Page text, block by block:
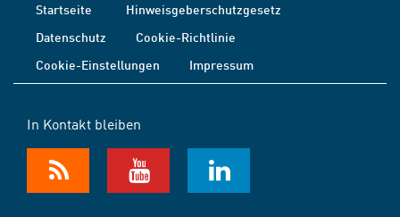
Startseite
Hinweisgeberschutzgesetz
Datenschutz
Cookie-Richtlinie
Cookie-Einstellungen
Impressum
In Kontakt bleiben